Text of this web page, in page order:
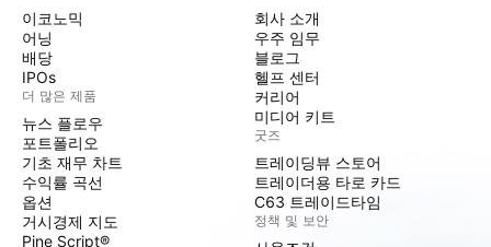
이코노믹
어닝
배당
IPOs
더 많은 제품
뉴스 플로우
포트폴리오
기초 재무 차트
수익률 곡선
옵션
거시경제 지도
Pine Script®
회사 소개
우주 임무
블로그
헬프 센터
커리어
미디어 키트
굿즈
트레이딩뷰 스토어
트레이더용 타로 카드
C63 트레이드타임
정책 및 보안